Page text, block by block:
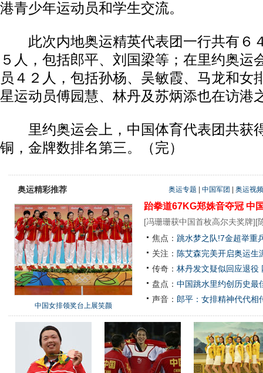
港青少年运动员和学生交流。
此次内地奥运精英代表团一行共有６
５人，包括郎平、刘国梁等；在里约奥运
员４２人，包括孙杨、吴敏霞、马龙和女
星运动员傅园慧、林丹及苏炳添也在访港
里约奥运会上，中国体育代表团共获
铜，金牌数排名第三。（完）
奥运精彩推荐 奥运专题 中国军团 奥运视频
中国女排领奖台上展笑颜
跆拳道67KG郑姝音夺冠 中
[冯珊珊获中国首枚高尔夫奖牌][
焦点： 跳水梦之队!7金超举重
关注： 陈艾森完美开启奥运
传奇： 林丹发文疑似回应退役
盘点： 中国跳水里约创历史最
声音： 郎平：女排精神代代相